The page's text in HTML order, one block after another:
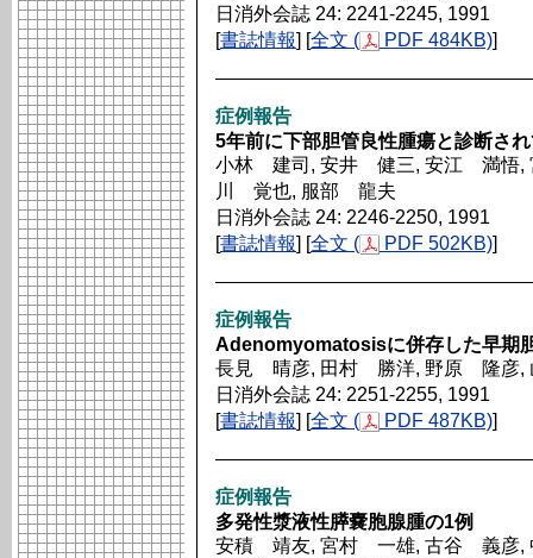
日消外会誌 24: 2241-2245, 1991
[書誌情報] [全文 ( PDF 484KB)]
症例報告
5年前に下部胆管良性腫瘍と診断さ
小林 建司, 安井 健三, 安江 満悟,
川 覚也, 服部 龍夫
日消外会誌 24: 2246-2250, 1991
[書誌情報] [全文 ( PDF 502KB)]
症例報告
Adenomyomatosisに併存した早期
長見 晴彦, 田村 勝洋, 野原 隆彦
日消外会誌 24: 2251-2255, 1991
[書誌情報] [全文 ( PDF 487KB)]
症例報告
多発性漿液性膵嚢胞腺腫の1例
安積 靖友, 宮村 一雄, 古谷 義彦